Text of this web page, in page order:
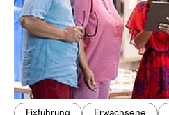
Fixführung Erwachsene